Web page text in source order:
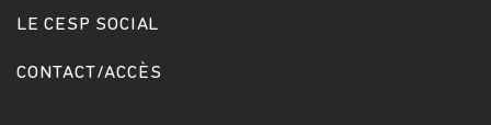
LE CESP SOCIAL
CONTACT/ACCÈS